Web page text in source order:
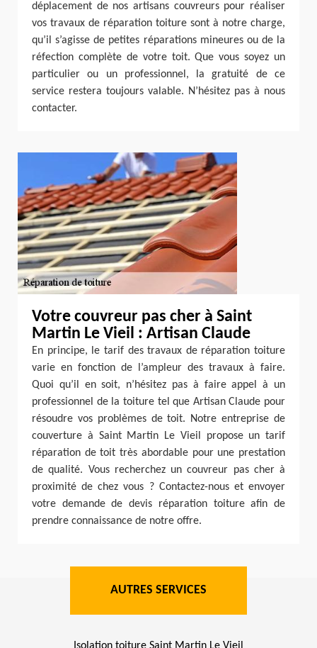
déplacement de nos artisans couvreurs pour réaliser
vos travaux de réparation toiture sont à notre charge,
qu’il s’agisse de petites réparations mineures ou de la
réfection complète de votre toit. Que vous soyez un
particulier ou un professionnel, la gratuité de ce
service restera toujours valable. N’hésitez pas à nous
contacter.
Votre couvreur pas cher à Saint
Martin Le Vieil : Artisan Claude
En principe, le tarif des travaux de réparation toiture
varie en fonction de l’ampleur des travaux à faire.
Quoi qu’il en soit, n’hésitez pas à faire appel à un
professionnel de la toiture tel que Artisan Claude pour
résoudre vos problèmes de toit. Notre entreprise de
couverture à Saint Martin Le Vieil propose un tarif
réparation de toit très abordable pour une prestation
de qualité. Vous recherchez un couvreur pas cher à
proximité de chez vous ? Contactez-nous et envoyer
votre demande de devis réparation toiture afin de
prendre connaissance de notre offre.
AUTRES SERVICES